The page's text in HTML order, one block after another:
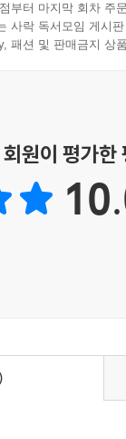
부터 마지막 회차 주
사락 독서모임 게시
패션 및 판매금지 상
원이 평가한